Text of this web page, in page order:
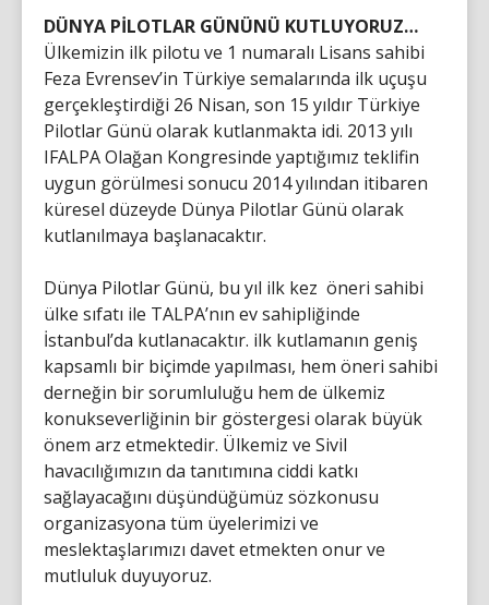
DÜNYA PİLOTLAR GÜNÜNÜ KUTLUYORUZ…
Ülkemizin ilk pilotu ve 1 numaralı Lisans sahibi
Feza Evrensev’in Türkiye semalarında ilk uçuşu
gerçekleştirdiği 26 Nisan, son 15 yıldır Türkiye
Pilotlar Günü olarak kutlanmakta idi. 2013 yılı
IFALPA Olağan Kongresinde yaptığımız teklifin
uygun görülmesi sonucu 2014 yılından itibaren
küresel düzeyde Dünya Pilotlar Günü olarak
kutlanılmaya başlanacaktır.
Dünya Pilotlar Günü, bu yıl ilk kez öneri sahibi
ülke sıfatı ile TALPA’nın ev sahipliğinde
İstanbul’da kutlanacaktır. ilk kutlamanın geniş
kapsamlı bir biçimde yapılması, hem öneri sahibi
derneğin bir sorumluluğu hem de ülkemiz
konukseverliğinin bir göstergesi olarak büyük
önem arz etmektedir. Ülkemiz ve Sivil
havacılığımızın da tanıtımına ciddi katkı
sağlayacağını düşündüğümüz sözkonusu
organizasyona tüm üyelerimizi ve
meslektaşlarımızı davet etmekten onur ve
mutluluk duyuyoruz.